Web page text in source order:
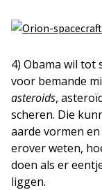
4) Obama wil tot
voor bemande
asteroids,
scheren. Die
aarde vormen en
erover weten,
doen als er
liggen.